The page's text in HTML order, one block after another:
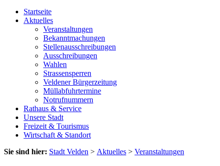
Startseite
Aktuelles
Veranstaltungen
Bekanntmachungen
Stellenausschreibungen
Ausschreibungen
Wahlen
Strassensperren
Veldener Bürgerzeitung
Müllabfuhrtermine
Notrufnummern
Rathaus & Service
Unsere Stadt
Freizeit & Tourismus
Wirtschaft & Standort
Sie sind hier: Stadt Velden > Aktuelles > Veranstaltungen